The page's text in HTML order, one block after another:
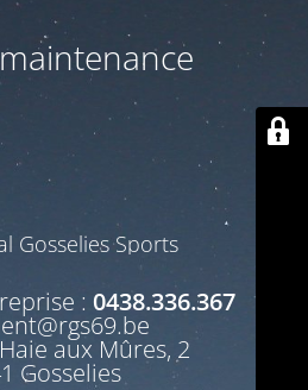
Gosselies Sports
: 0438.336.367
aux Mûres, 2
Gosselies